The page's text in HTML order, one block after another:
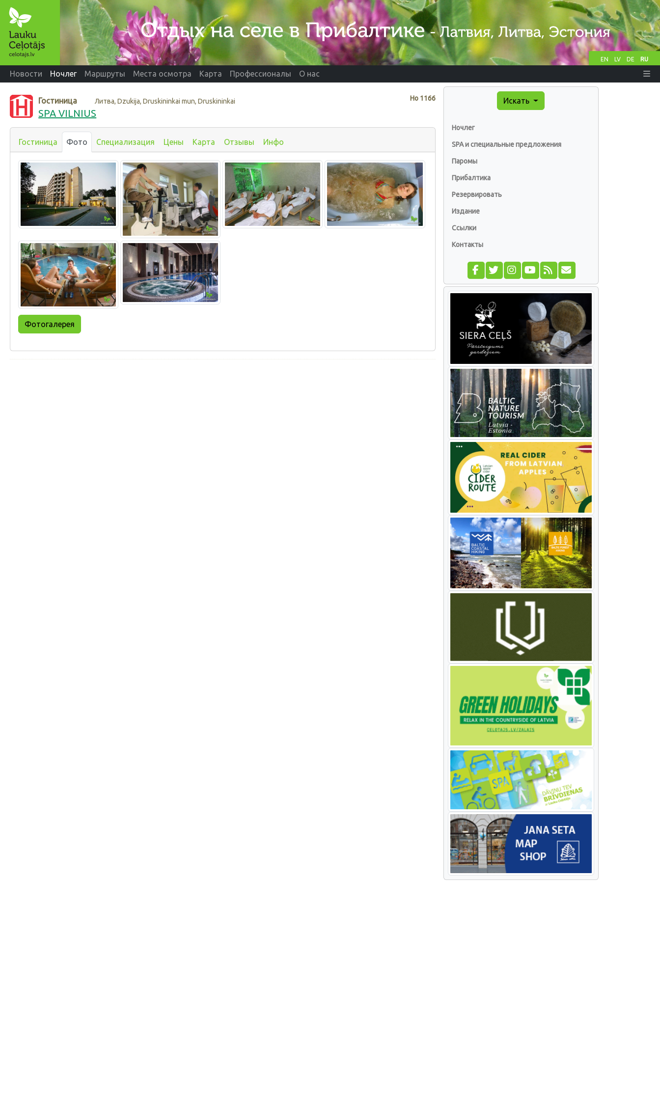
EN LV DE RU
Новости Ночлег Маршруты Места осмотра Карта Профессионалы О нас
Нo 1166
Гостиница Литва, Dzukija, Druskininkai mun, Druskininkai
SPA VILNIUS
Гостиница Фото Специализация Цены Карта Отзывы Инфо
Фотогалерея
Искать
Ночлег
SPA и специальные предложения
Паромы
Прибалтика
Резервировать
Издание
Ссылки
Контакты